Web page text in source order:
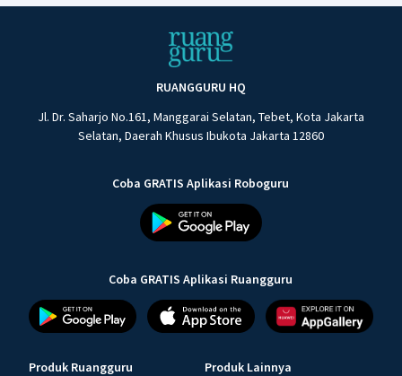
RUANGGURU HQ
Jl. Dr. Saharjo No.161, Manggarai Selatan, Tebet, Kota Jakarta
Selatan, Daerah Khusus Ibukota Jakarta 12860
Coba GRATIS Aplikasi Roboguru
Coba GRATIS Aplikasi Ruangguru
Produk Ruangguru Produk Lainnya